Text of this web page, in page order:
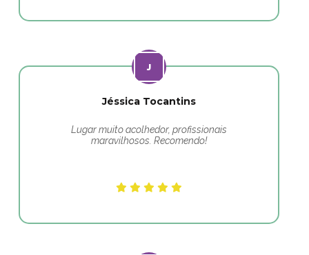
Jéssica Tocantins
Lugar muito acolhedor, profissionais
maravilhosos. Recomendo!